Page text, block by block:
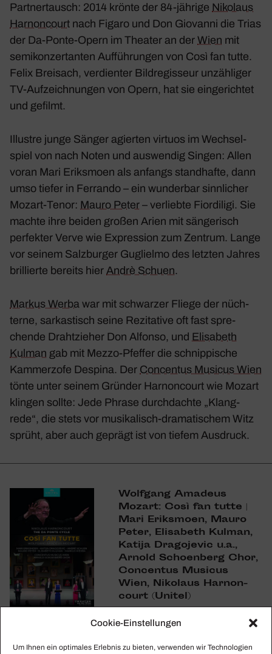
Cookie-Einstellungen
Um Ihnen ein optimales Erlebnis zu bieten, verwenden wir Technologien
Part­ner­tausch: 2014 krönte der 84-jährige Niko­laus
Harnon­court nach Figaro und Don Giovanni die Trias
der Da-Ponte-Opern im Theater an der Wien mit
semikon­zer­tanten Auffüh­rungen von Così fan tutte.
Felix Brei­sach, verdienter Bild­re­gis­seur unzäh­liger
TV-Aufzeich­nungen von Opern, hat sie einge­richtet
und gefilmt.
Illustre junge Sänger agierten virtuos im Wech­sel­
spiel von nach Noten und auswendig Singen: Allen
voran Mari Eriks­moen als anfangs stand­hafte, dann
umso tiefer in Ferrando – ein wunderbar sinn­li­cher
Mozart-Tenor: Mauro Peter – verliebte Fior­di­ligi. Sie
machte ihre beiden großen Arien mit sänge­risch
perfekter Verve wie Expres­sion zum Zentrum. Lange
vor seinem Salz­burger Guglielmo des letzten Jahres
bril­lierte bereits hier Andrè Schuen.
Markus Werba war mit schwarzer Fliege der nüch­
terne, sarkas­tisch seine Rezi­ta­tive oft fast spre­
chende Draht­zieher Don Alfonso, und Elisa­beth
Kulman gab mit Mezzo-Pfeffer die schnip­pi­sche
Kammer­zofe Despina. Der Concentus Musicus Wien
tönte unter seinem Gründer Harnon­court wie Mozart
klingen sollte: Jede Phrase durch­dachte „Klang­
rede“, die stets vor musi­ka­lisch-drama­ti­schem Witz
sprüht, aber auch geprägt ist von tiefem Ausdruck.
Wolf­gang Amadeus
Mozart: Così fan tutte |
Mari Eriks­moen, Mauro
Peter, Elisa­beth Kulman,
Katija Drago­jevic u.a.,
Arnold Schoen­berg Chor,
Concentus Musicus
Wien, Niko­laus Harnon­
court (Unitel)